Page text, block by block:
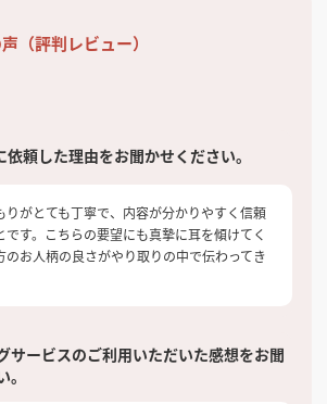
（評判レビュー）
頼した理由をお聞かせください。
りがとても丁寧で、内容が分かりやすく信頼
です。こちらの要望にも真摯に耳を傾けてく
のお人柄の良さがやり取りの中で伝わってき
サービスのご利用いただいた感想をお聞